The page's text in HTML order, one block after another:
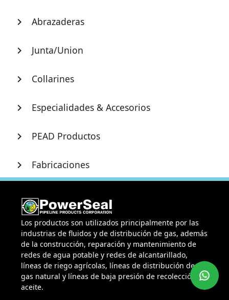
chevron_right Abrazaderas
chevron_right Junta/Union
chevron_right Collarines
chevron_right Especialidades & Accesorios
chevron_right PEAD Productos
chevron_right Fabricaciones
Los productos son utilizados principalmente por las
industrias de fluidos y de distribución de gas, además
de la construcción, reparación y mantenimiento de
redes de agua potable y redes de alcantarillado,
líneas de riego agrícolas, líneas de distribución de
gas natural y líneas de baja presión de recolección de
aceite.